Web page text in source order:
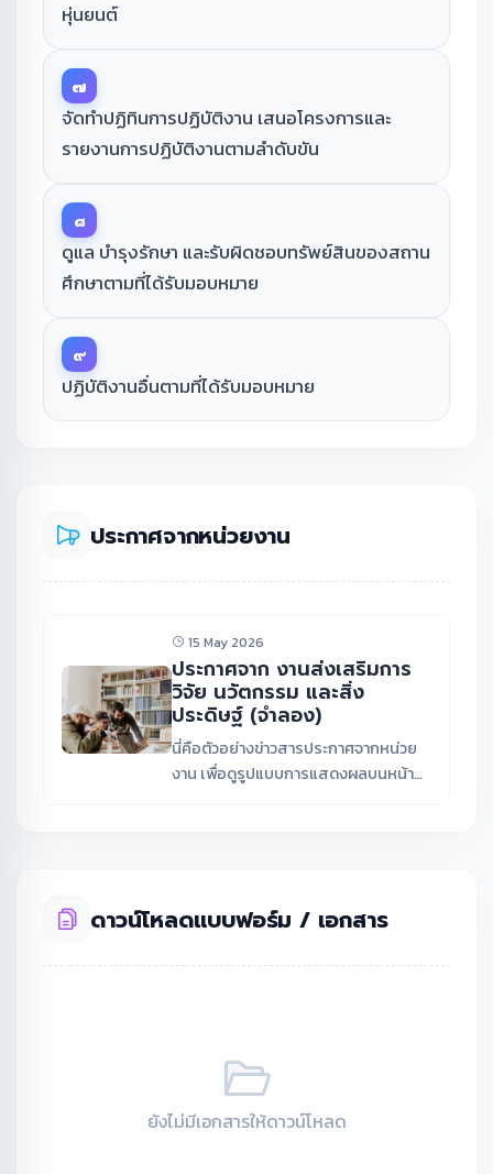
หุ่นยนต์
๗
จัดทำปฏิทินการปฏิบัติงาน เสนอโครงการและ
รายงานการปฏิบัติงานตามลำดับขัน
๘
ดูแล บำรุงรักษา และรับผิดชอบทรัพย์สินของสถาน
ศึกษาตามที่ได้รับมอบหมาย
๙
ปฏิบัติงานอื่นตามที่ได้รับมอบหมาย
ประกาศจากหน่วยงาน
15 May 2026
ประกาศจาก งานส่งเสริมการ
วิจัย นวัตกรรม และสิ่ง
ประดิษฐ์ (จำลอง)
นี่คือตัวอย่างข่าวสารประกาศจากหน่วย
งาน เพื่อดูรูปแบบการแสดงผลบนหน้า
ดาวน์โหลดแบบฟอร์ม / เอกสาร
ยังไม่มีเอกสารให้ดาวน์โหลด